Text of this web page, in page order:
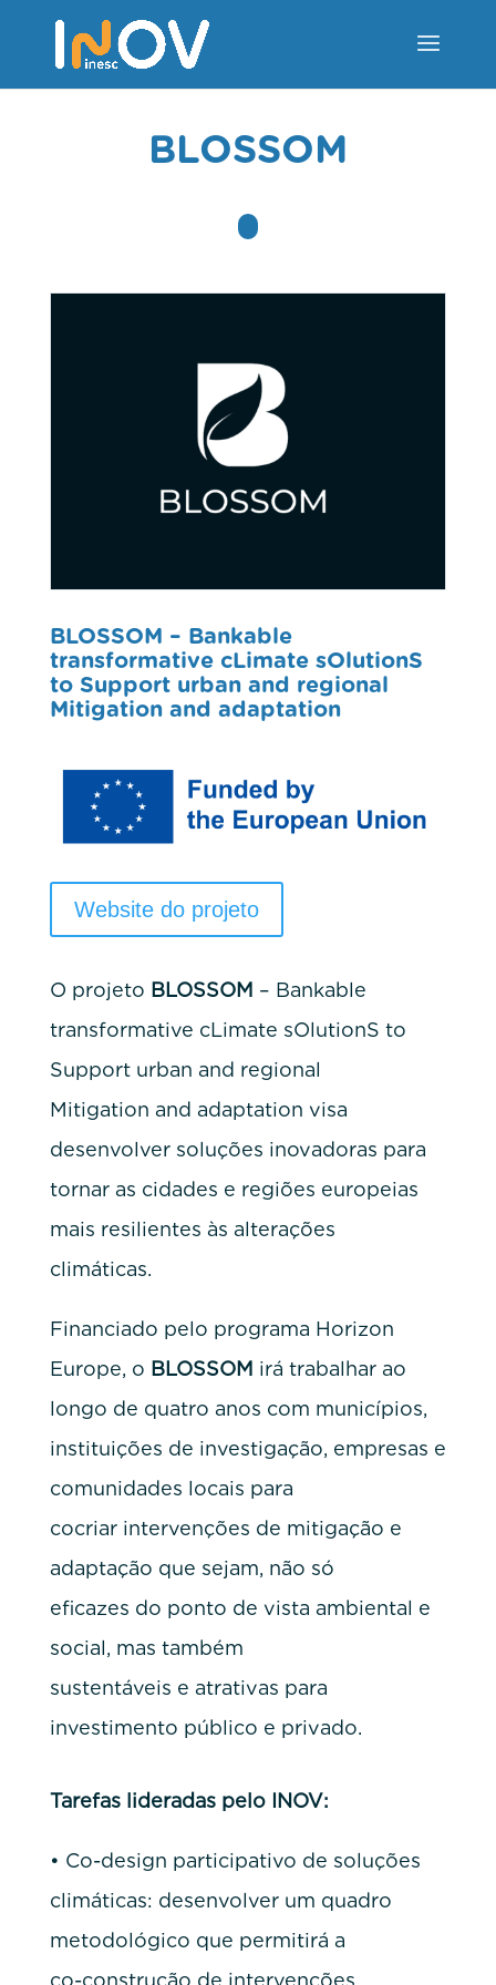
BLOSSOM
BLOSSOM – Bankable
transformative cLimate sOlutionS
to Support urban and regional
Mitigation and adaptation
Website do projeto
O projeto BLOSSOM – Bankable
transformative cLimate sOlutionS to
Support urban and regional
Mitigation and adaptation visa
desenvolver soluções inovadoras para
tornar as cidades e regiões europeias
mais resilientes às alterações
climáticas.
Financiado pelo programa Horizon
Europe, o BLOSSOM irá trabalhar ao
longo de quatro anos com municípios,
instituições de investigação, empresas e
comunidades locais para
cocriar intervenções de mitigação e
adaptação que sejam, não só
eficazes do ponto de vista ambiental e
social, mas também
sustentáveis e atrativas para
investimento público e privado.
Tarefas lideradas pelo INOV:
• Co-design participativo de soluções
climáticas: desenvolver um quadro
metodológico que permitirá a
co-construção de intervenções